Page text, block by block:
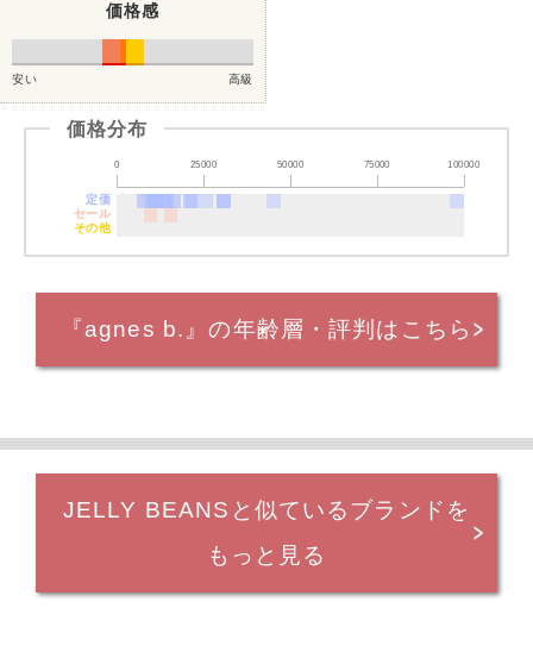
価格感
安い 高級
価格分布
0 25000 50000 75000 100000
定価
セール
その他
『agnes b.』の年齢層・評判はこちら
JELLY BEANSと似ているブランドを
もっと見る